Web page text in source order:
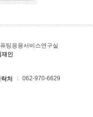
팅응용서비스연구실
재인
처 062-970-6629